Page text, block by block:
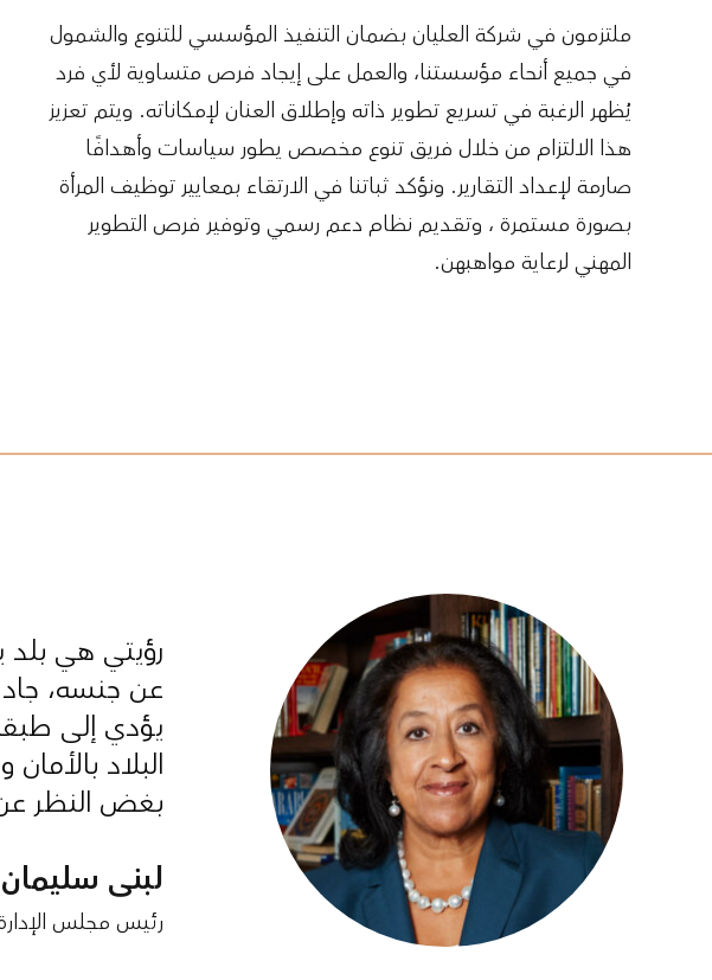
ملتزمون في شركة العليان بضمان التنفيذ المؤسسي للتنوع والشمول
في جميع أنحاء مؤسستنا، والعمل على إيجاد فرص متساوية لأي فرد
يُظهر الرغبة في تسريع تطوير ذاته وإطلاق العنان لإمكاناته. ويتم تعزيز
هذا الالتزام من خلال فريق تنوع مخصص يطور سياسات وأهدافًا
صارمة لإعداد التقارير. ونؤكد ثباتنا في الارتقاء بمعايير توظيف المرأة
بصورة مستمرة ، وتقديم نظام دعم رسمي وتوفير فرص التطوير
المهني لرعاية مواهبهن.
رؤيتي هي
عن جنسه،
يؤدي إلى
البلاد
بغض النظر
لبنى سليمان
رئيس مجلس